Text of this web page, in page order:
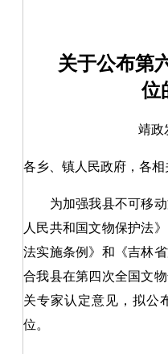
关于公布第
位
靖政
各乡、镇人民政府，各相
为加强我县不可移动
人民共和国文物保护法
法实施条例》和《吉林
合我县在第四次全国文
关专家认定意见，拟公
位。